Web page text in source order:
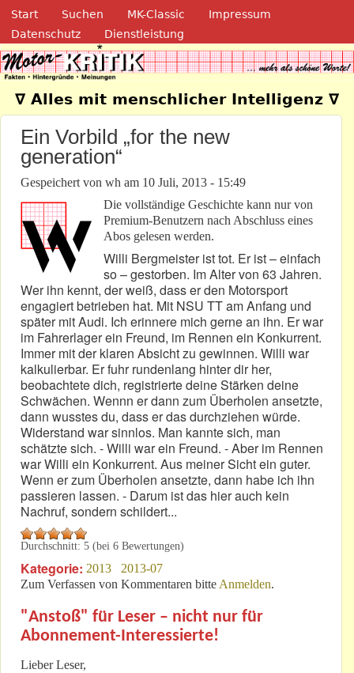
Direkt zum Inhalt
Navigation
Start Suchen MK-Classic
Impressum
Datenschutz
Dienstleistung
Motor-Kritik.de
∇ Alles mit menschlicher Intelligenz ∇
Ein Vorbild „for the new
generation“
Gespeichert von wh am 10 Juli, 2013 - 15:49
Die vollständige Geschichte kann nur von
Premium-Benutzern nach Abschluss eines
Abos gelesen werden.
Willi Bergmeister ist tot. Er ist – einfach
so – gestorben. Im Alter von 63 Jahren.
Wer ihn kennt, der weiß, dass er den Motorsport
engagiert betrieben hat. Mit NSU TT am Anfang und
später mit Audi. Ich erinnere mich gerne an ihn. Er war
im Fahrerlager ein Freund, im Rennen ein Konkurrent.
Immer mit der klaren Absicht zu gewinnen. Willi war
kalkulierbar. Er fuhr rundenlang hinter dir her,
beobachtete dich, registrierte deine Stärken deine
Schwächen. Wennn er dann zum Überholen ansetzte,
dann wusstes du, dass er das durchziehen würde.
Widerstand war sinnlos. Man kannte sich, man
schätzte sich. - Willi war ein Freund. - Aber im Rennen
war Willi ein Konkurrent. Aus meiner Sicht ein guter.
Wenn er zum Überholen ansetzte, dann habe ich ihn
passieren lassen. - Darum ist das hier auch kein
Nachruf, sondern schildert...
Durchschnitt: 5 (bei 6 Bewertungen)
Kategorie: 2013
2013-07
Zum Verfassen von Kommentaren bitte Anmelden.
"Anstoß" für Leser – nicht nur für
Abonnement-Interessierte!
Lieber Leser,